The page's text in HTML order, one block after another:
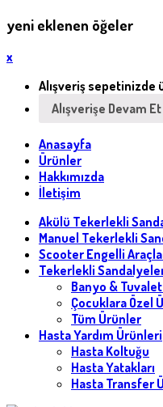
yeni eklenen öğeler
x
Alışveriş sepetinizde
Alışverişe Devam Et
Anasayfa
Ürünler
Hakkımızda
İletişim
Akülü Tekerlekli
Manuel Tekerlekli
Scooter Engelli
Tekerlekli
Banyo &
Çocuklara Özel
Tüm Ürünler
Hasta Yardım Ürünleri
Hasta Koltuğu
Hasta Yatakları
Hasta Transfer